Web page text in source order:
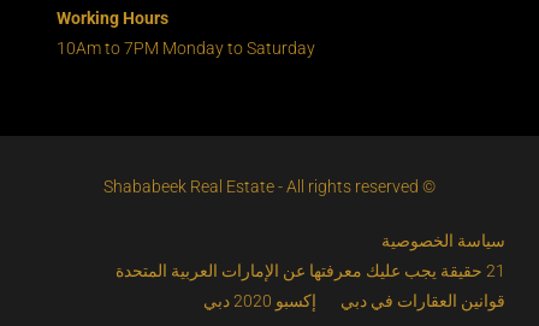
Working Hours
10Am to 7PM Monday to Saturday
© Shababeek Real Estate - All rights reserved
سياسة الخصوصية
21 حقيقة يجب عليك معرفتها عن الإمارات العربية المتحدة
قوانين العقارات في دبي
إكسبو 2020 دبي